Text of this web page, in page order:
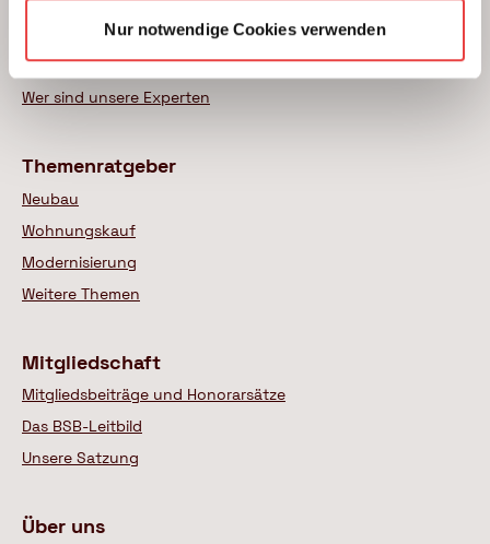
Nur notwendige Cookies verwenden
Modernisierung von Bestandsimmobilien
Das BSB Beratungsnetz
Wer sind unsere Experten
Themenratgeber
Neubau
Wohnungskauf
Modernisierung
Weitere Themen
Mitgliedschaft
Mitgliedsbeiträge und Honorarsätze
Das BSB-Leitbild
Unsere Satzung
Über uns